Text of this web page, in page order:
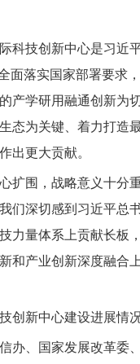
科技创新中心是习近
面落实国家部署要
产学研用融通创新为
态为关键、着力打
出更大贡献。
扩围，战略意义十分
们深切感到习近平总
力量体系上贡献长板
和产业创新深度融
创新中心建设进展情
办、国家发展改革委